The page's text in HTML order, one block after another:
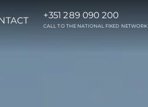
+351 289 090 200
CALL TO THE NATIONAL FIXED NETWORK